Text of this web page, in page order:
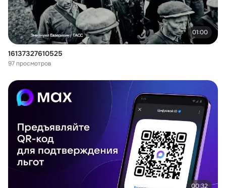
01:00
16137327610525
97 просмотров
00:32